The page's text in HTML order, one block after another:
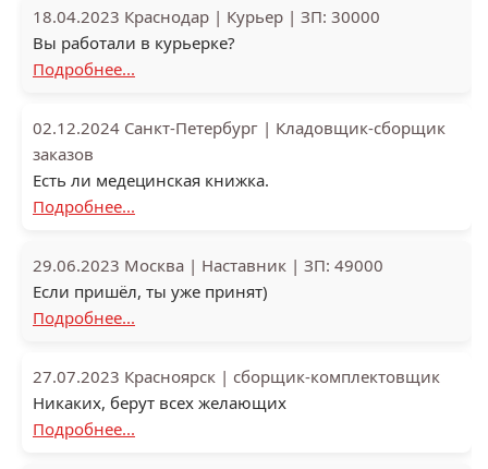
18.04.2023 Краснодар | Курьер | ЗП: 30000
Вы работали в курьерке?
Подробнее...
02.12.2024 Санкт-Петербург | Кладовщик-сборщик
заказов
Есть ли медецинская книжка.
Подробнее...
29.06.2023 Москва | Наставник | ЗП: 49000
Если пришёл, ты уже принят)
Подробнее...
27.07.2023 Красноярск | сборщик-комплектовщик
Никаких, берут всех желающих
Подробнее...